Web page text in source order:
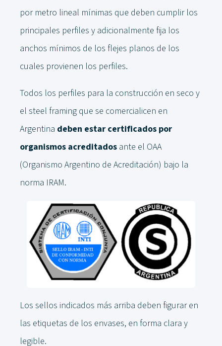
por metro lineal mínimas que deben cumplir los
principales perfiles y adicionalmente fija los
anchos mínimos de los flejes planos de los
cuales provienen los perfiles.
Todos los perfiles para la construcción en seco y
el steel framing que se comercialicen en
Argentina deben estar certificados por
organismos acreditados ante el OAA
(Organismo Argentino de Acreditación) bajo la
norma IRAM.
Los sellos indicados más arriba deben figurar en
las etiquetas de los envases, en forma clara y
legible.